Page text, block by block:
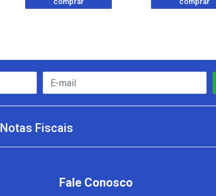
Notas Fiscais
Fale Conosco